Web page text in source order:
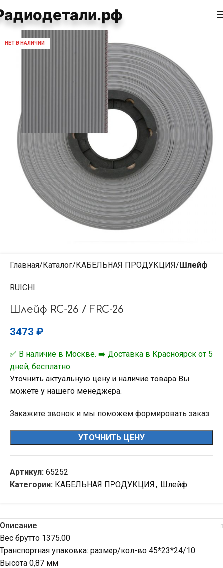
НЕТ В НАЛИЧИИ
Главная Каталог КАБЕЛЬНАЯ ПРОДУКЦИЯ Шлейф
RUICHI
Шлейф RC-26 / FRC-26
3473 ₽
✅ В наличие в Москве. ➡️ Доставка в Красноярск от 5
дней, бесплатно.
Уточнить актуальную цену и наличие товара Вы
можете у нашего менеджера.
Закажите звонок и мы поможем формировать заказ.
УТОЧНИТЬ ЦЕНУ
Артикул: 65252
Категории: КАБЕЛЬНАЯ ПРОДУКЦИЯ, Шлейф
Описание
Вес брутто 1375.00
Транспортная упаковка: размер/кол-во 45*23*24/10
Высота 0,87 мм